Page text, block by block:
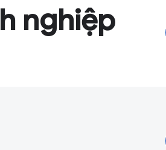
nghiệp